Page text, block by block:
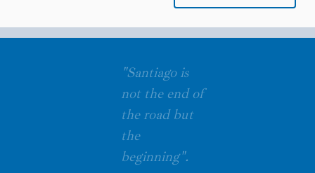
"Santiago is
not the end of
the road but
the
beginning".